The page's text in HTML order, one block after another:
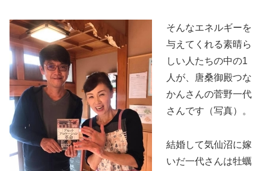
そんなエネルギーを
与えてくれる素晴ら
しい人たちの中の1
人が、唐桑御殿つな
かんさんの菅野一代
さんです（写真）。
結婚して気仙沼に嫁
いだ一代さんは牡蠣